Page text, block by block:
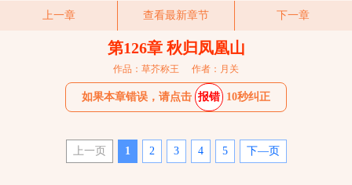
上一章 查看最新章节 下一章
第126章 秋归凤凰山
作品：草芥称王 作者：月关
如果本章错误，请点击 报错 10秒纠正
上一页 1 2 3 4 5 下—页